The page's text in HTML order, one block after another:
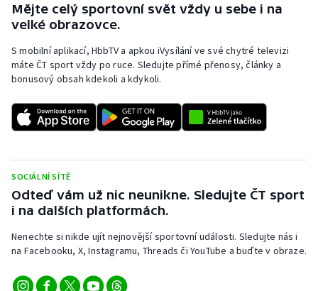
Rychlobruslení
Rychlostní kanoistika
Sportovní střelba
Stolní tenis
Triatlon
Veslování
Mějte celý sportovní svět vždy u sebe i na
velké obrazovce.
S mobilní aplikací, HbbTV a apkou iVysílání ve své chytré televizi
máte ČT sport vždy po ruce. Sledujte přímé přenosy, články a
bonusový obsah kdekoli a kdykoli.
SOCIÁLNÍ SÍTĚ
Odteď vám už nic neunikne. Sledujte ČT sport
i na dalších platformách.
Nenechte si nikde ujít nejnovější sportovní události. Sledujte nás i
na Facebooku, X, Instagramu, Threads či YouTube a buďte v obraze.